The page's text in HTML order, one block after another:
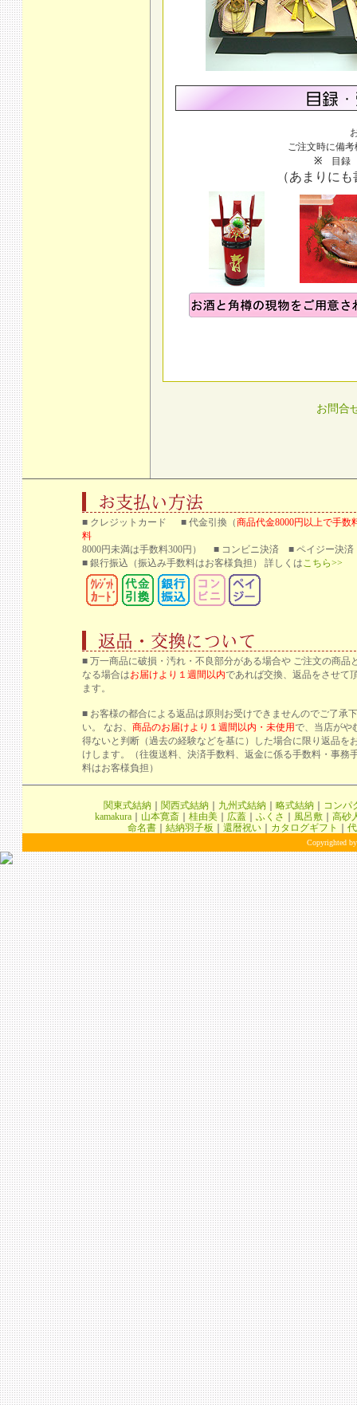
ご注文時に備
※目録 ・
（あまりに
お問合
■ クレジットカード ■ 代金引換（商品代金8000円以上で手数
料
8000円未満は手数料300円） ■ コンビニ決済 ■ ペイジー決済
■ 銀行振込 （振込み手数料はお客様負担） 詳しくはこちら>>
■ 万一商品に破損・汚れ・不良部分がある場合や ご注文の商品
なる場合はお届けより１週間以内であれば交換、返品をさせて
ます。
■ お客様の都合による返品は原則お受けできませんのでご了承
い。 なお、 商品のお届けより１週間以内・未使用で、当店がや
得ないと判断（過去の経験などを基に）した場合に限り返品を
けします。（往復送料、決済手数料、返金に係る手数料・事務
料はお客様負担）
関東式結納 関西式結納 九州式結納 略式結納
コンパ
kamakura
山本寛斎 桂由美 広蓋 ふくさ 風呂敷
高砂
命名書
結納羽子板 還暦祝い カタログギフト
Copyrighted